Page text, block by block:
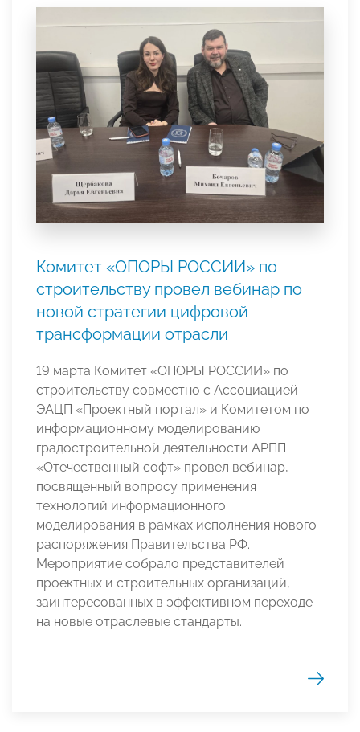
Комитет «ОПОРЫ РОССИИ» по
строительству провел вебинар по
новой стратегии цифровой
трансформации отрасли
19 марта Комитет «ОПОРЫ РОССИИ» по
строительству совместно с Ассоциацией
ЭАЦП «Проектный портал» и Комитетом по
информационному моделированию
градостроительной деятельности АРПП
«Отечественный софт» провел вебинар,
посвященный вопросу применения
технологий информационного
моделирования в рамках исполнения нового
распоряжения Правительства РФ.
Мероприятие собрало представителей
проектных и строительных организаций,
заинтересованных в эффективном переходе
на новые отраслевые стандарты.